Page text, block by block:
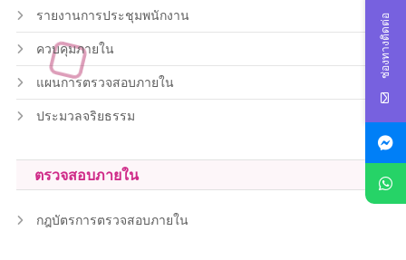
รายงานการประชุมพนักงาน
ควบคุมภายใน
แผนการตรวจสอบภายใน
ประมวลจริยธรรม
ตรวจสอบภายใน
กฎบัตรการตรวจสอบภายใน
ช่องทางติดต่อ